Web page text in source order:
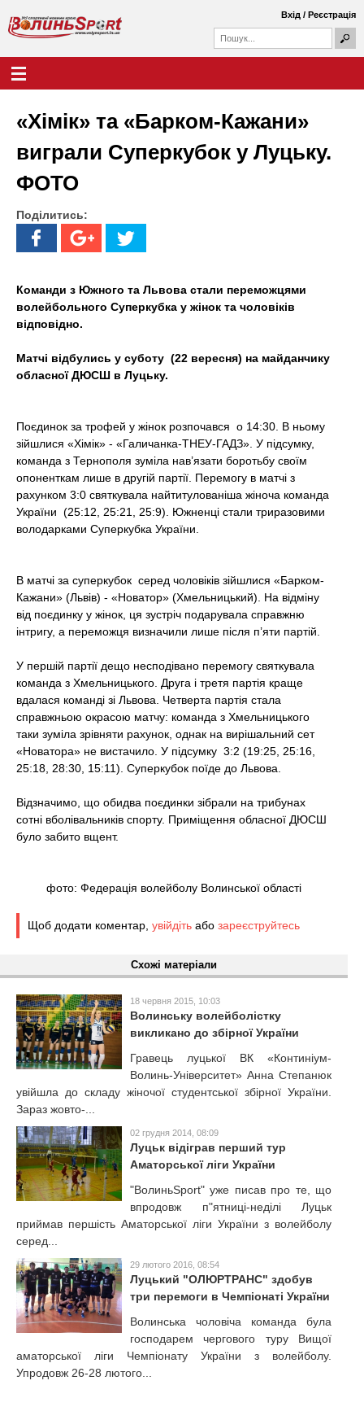
вмісту
В
л
и
н
ь
S
p
o
о
у
о
а
о
ш
Вхід / Реєстрація
«Хімік» та «Барком-Кажани»
виграли Суперкубок у Луцьку.
ФОТО
Поділитись:
Команди з Южного та Львова стали переможцями
волейбольного Суперкубка у жінок та чоловіків
відповідно.
Матчі відбулись у суботу (22 вересня) на майданчику
обласної ДЮСШ в Луцьку.
Поєдинок за трофей у жінок розпочався о 14:30. В ньому
зійшлися «Хімік» - «Галичанка-ТНЕУ-ГАДЗ». У підсумку,
команда з Тернополя зуміла нав’язати боротьбу своїм
опоненткам лише в другій партії. Перемогу в матчі з
рахунком 3:0 святкувала найтитулованіша жіноча команда
України (25:12, 25:21, 25:9). Южненці стали триразовими
володарками Суперкубка України.
В матчі за суперкубок серед чоловіків зійшлися «Барком-
Кажани» (Львів) - «Новатор» (Хмельницький). На відміну
від поєдинку у жінок, ця зустріч подарувала справжню
інтригу, а переможця визначили лише після п’яти партій.
У першій партії дещо несподівано перемогу святкувала
команда з Хмельницького. Друга і третя партія краще
вдалася команді зі Львова. Четверта партія стала
справжньою окрасою матчу: команда з Хмельницького
таки зуміла зрівняти рахунок, однак на вирішальний сет
«Новатора» не вистачило. У підсумку 3:2 (19:25, 25:16,
25:18, 28:30, 15:11). Суперкубок поїде до Львова.
Відзначимо, що обидва поєдинки зібрали на трибунах
сотні вболівальників спорту. Приміщення обласної ДЮСШ
було забито вщент.
фото: Федерація волейболу Волинської області
Щоб додати коментар, увійдіть або зареєструйтесь
Схожі матеріали
18 червня 2015, 10:03
Волинську волейболістку
викликано до збірної України
Гравець луцької ВК «Континіум-
Волинь-Університет» Анна Степанюк
увійшла до складу жіночої студентської збірної України.
Зараз жовто-...
02 грудня 2014, 08:09
Луцьк відіграв перший тур
Аматорської ліги України
"ВолиньSport" уже писав про те, що
впродовж п"ятниці-неділі Луцьк
приймав першість Аматорської ліги України з волейболу
серед...
29 лютого 2016, 08:54
Луцький "ОЛЮРТРАНС" здобув
три перемоги в Чемпіонаті України
Волинська чоловіча команда була
господарем чергового туру Вищої
аматорської ліги Чемпіонату України з волейболу.
Упродовж 26-28 лютого...